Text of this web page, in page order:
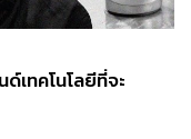
เทคโนโลยีที่จะ